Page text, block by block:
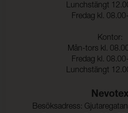
Dimensionsändring Väft: - 1 %
Lunchstängt
Fredag kl.
Kontor:
Mån-tors kl.
Fredag kl.
Lunchstängt
Nevotex
Besöksadress: